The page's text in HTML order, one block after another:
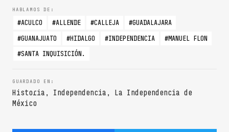
ACULCO ALLENDE CALLEJA
GUADALAJARA
GUANAJUATO
HIDALGO INDEPENDENCIA
MANUEL FLON
SANTA INQUISICIÓN.
Historia , Independencia ,
La Independencia de
México